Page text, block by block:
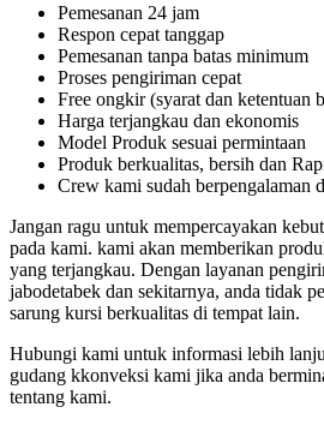
Pemesanan 24 jam
Respon cepat tanggap
Pemesanan tanpa batas minimum
Proses pengiriman cepat
Free ongkir (syarat dan ketentuan
Harga terjangkau dan ekonomis
Model Produk sesuai permintaan
Produk berkualitas, bersih dan
Crew kami sudah berpengalaman
Jangan ragu untuk mempercayakan
pada kami. kami akan memberikan
yang terjangkau. Dengan layanan
jabodetabek dan sekitarnya, anda tidak
sarung kursi berkualitas di tempat lain.
Hubungi kami untuk informasi lebih
gudang kkonveksi kami jika anda
tentang kami.